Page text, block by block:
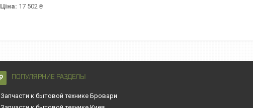
Ціна: 17 502 ₴
ПОПУЛЯРНИЕ РАЗДЕЛЫ
Запчасти к бытовой технике Бровари